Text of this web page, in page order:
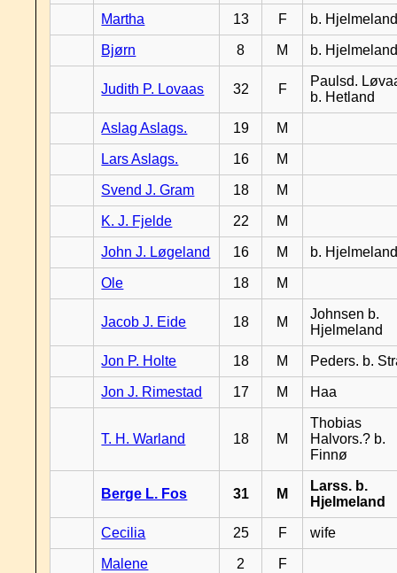
Martha 13 F b.
Bjørn 8 M b.
Judith P. Lovaas 32 F
Paulsd.
b. Hetland
Aslag Aslags. 19 M
Lars Aslags. 16 M
Svend J. Gram 18 M
K. J. Fjelde 22 M
John J. Løgeland 16 M b.
Ole 18 M
Jacob J. Eide 18 M
Johnsen b.
Hjelmeland
Jon P. Holte 18 M Peders. b.
Jon J. Rimestad 17 M Haa
T. H. Warland 18 M
Thobias
Halvors.? b.
Finnø
Berge L. Fos 31 M
Larss. b.
Hjelmeland
Cecilia 25 F wife
Malene 2 F